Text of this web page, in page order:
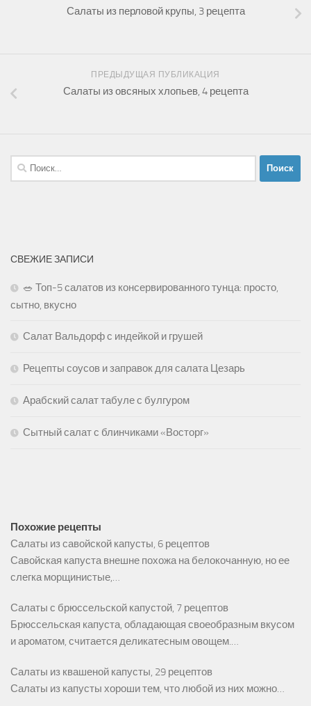
Салаты из перловой крупы, 3 рецепта
ПРЕДЫДУЩАЯ ПУБЛИКАЦИЯ
Салаты из овсяных хлопьев, 4 рецепта
Найти:
СВЕЖИЕ ЗАПИСИ
🥗 Топ-5 салатов из консервированного тунца: просто,
сытно, вкусно
Салат Вальдорф с индейкой и грушей
Рецепты соусов и заправок для салата Цезарь
Арабский салат табуле с булгуром
Сытный салат с блинчиками «Восторг»
Похожие рецепты
Салаты из савойской капусты, 6 рецептов
Савойская капуста внешне похожа на белокочанную, но ее
слегка морщинистые,…
Салаты с брюссельской капустой, 7 рецептов
Брюссельская капуста, обладающая своеобразным вкусом
и ароматом, считается деликатесным овощем.…
Салаты из квашеной капусты, 29 рецептов
Салаты из капусты хороши тем, что любой из них можно…